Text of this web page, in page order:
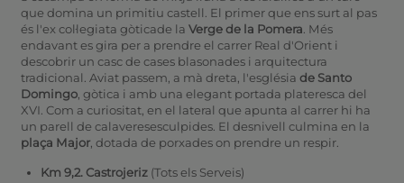
que domina un primitiu castell. El primer que ens surt al pas
és l'ex col·legiata gòticade la Verge de la Pomera . Més
endavant es gira per a prendre el carrer Real d'Orient i
descobrir un casc de cases blasonades i arquitectura
tradicional. Aviat passem, a mà dreta, l'església de Santo
Domingo, gòtica i amb una elegant portada plateresca del
XVI. Com a curiositat, en el lateral que apunta al carrer hi ha
un parell de calaveresesculpides. El desnivell culmina en la
plaça Major, dotada de porxades on prendre un respir.
Km 9,2. Castrojeriz (Tots els Serveis)